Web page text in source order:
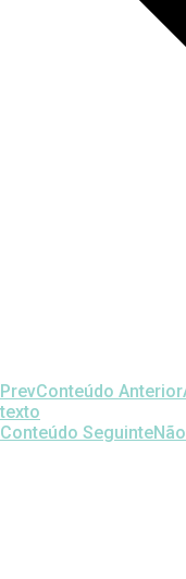
PrevConteúdo Anterior
texto
Conteúdo Seguinte